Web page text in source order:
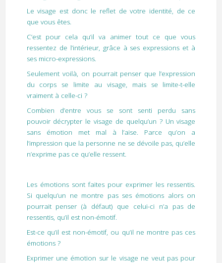
Le visage est donc le reflet de votre identité, de ce
que vous êtes.
C’est pour cela qu’il va animer tout ce que vous
ressentez de l’intérieur, grâce à ses expressions et à
ses micro-expressions.
Seulement voilà, on pourrait penser que l’expression
du corps se limite au visage, mais se limite-t-elle
vraiment à celle-ci ?
Combien d’entre vous se sont senti perdu sans
pouvoir décrypter le visage de quelqu’un ? Un visage
sans émotion met mal à l’aise. Parce qu’on a
l’impression que la personne ne se dévoile pas, qu’elle
n’exprime pas ce qu’elle ressent.
Les émotions sont faites pour exprimer les ressentis.
Si quelqu’un ne montre pas ses émotions alors on
pourrait penser (à défaut) que celui-ci n’a pas de
ressentis, qu’il est non-émotif.
Est-ce qu’il est non-émotif, ou qu’il ne montre pas ces
émotions ?
Exprimer une émotion sur le visage ne veut pas pour